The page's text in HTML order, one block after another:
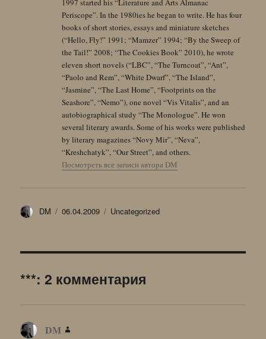
1997 started his “Literature and Arts Almanac
Periscope”. In the 1980ies he began to write. He has four
books of short stories, essays and miniature sketches
(“Hello, Fly!” 1991; “Mamzer” 1994; “By the Sweep of
the Tail!” 2008; “The Cookies Book” 2010), he wrote
eleven short novels (“LBC”, “The Turncoat”, “Ant”,
“Paolo and Rem”, “White Dwarf”, “The Island”,
“Jasmine”, “The Last Home”, “Footprints on the
Seashore”, “Nemo”), one novel “Vis Vitalis”, and an
autobiographical study “The Monologue”. He won
several literary awards. Some of his works were published
by literary magazines “Novy Mir”, “Neva”,
“Kreshchatyk”, “Our Street”, and others.
Посмотреть все записи автора DM
Автор
DM Опубликовано
06.04.2009 Рубрики
Uncategorized
***: 2 комментария
DM